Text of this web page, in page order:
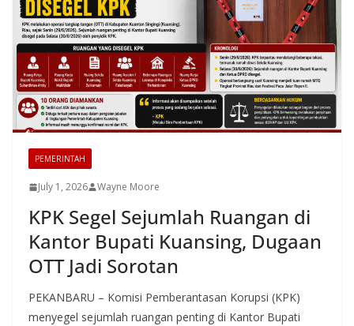
PEMERINTAH
July 1, 2026 Wayne Moore
KPK Segel Sejumlah Ruangan di
Kantor Bupati Kuansing, Dugaan
OTT Jadi Sorotan
PEKANBARU – Komisi Pemberantasan Korupsi (KPK)
menyegel sejumlah ruangan penting di Kantor Bupati